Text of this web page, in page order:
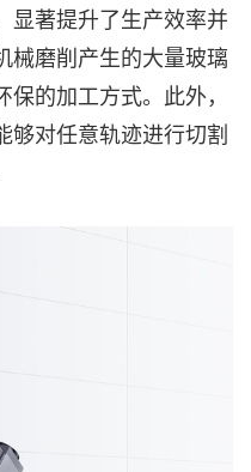
显著提升了生产效率并
械磨削产生的大量玻璃
的加工方式。此外，
够对任意轨迹进行切割